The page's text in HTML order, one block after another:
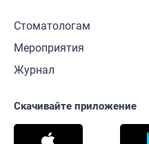
Стоматологам
Мероприятия
Журнал
Скачивайте приложение